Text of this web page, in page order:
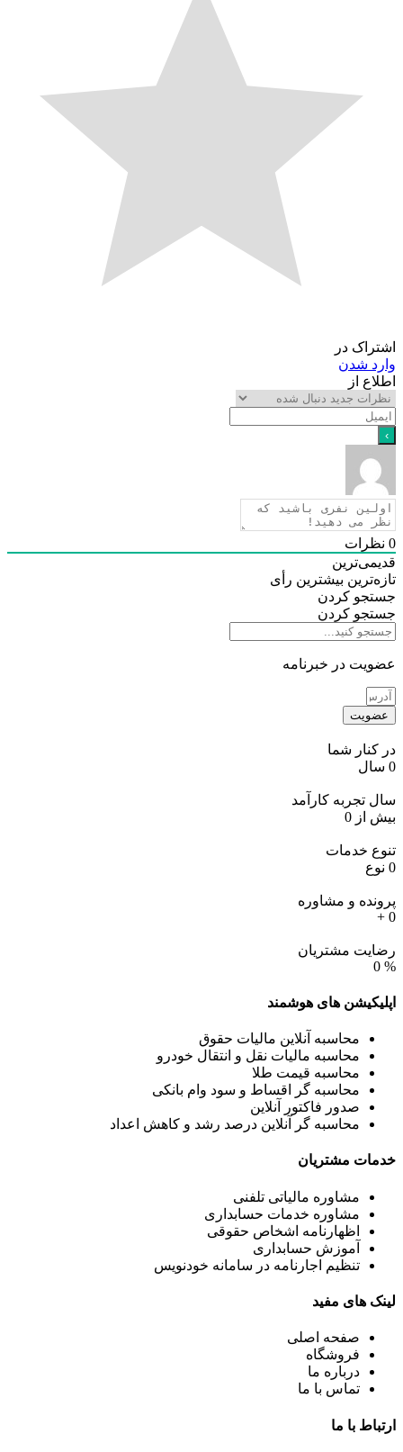
اشتراک در
وارد شدن
اطلاع از
0 نظرات
قدیمی‌ترین
تازه‌ترین بیشترین رأی
جستجو کردن
جستجو کردن
عضویت در خبرنامه
عضویت
در کنار شما
0 سال
سال تجربه کارآمد
بیش از 0
تنوع خدمات
0 نوع
پرونده و مشاوره
0
+
رضایت مشتریان
%
0
اپلیکیشن های هوشمند
محاسبه آنلاین مالیات حقوق
محاسبه مالیات نقل و انتقال خودرو
محاسبه قیمت طلا
محاسبه گر اقساط و سود وام بانکی
صدور فاکتور آنلاین
محاسبه گر آنلاین درصد رشد و کاهش اعداد
خدمات مشتریان
مشاوره مالیاتی تلفنی
مشاوره خدمات حسابداری
اظهارنامه اشخاص حقوقی
آموزش حسابداری
تنظیم اجارنامه در سامانه خودنویس
لینک های مفید
صفحه اصلی
فروشگاه
درباره ما
تماس با ما
ارتباط با ما